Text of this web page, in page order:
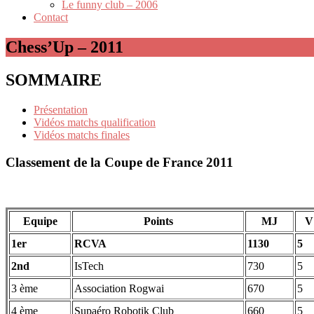
Le funny club – 2006
Contact
Chess’Up – 2011
SOMMAIRE
Présentation
Vidéos matchs qualification
Vidéos matchs finales
Classement de la Coupe de France 2011
Equipe Points MJ V
1er
RCVA 1130 5
2nd
IsTech 730 5
3 ème
Association Rogwai 670 5
4 ème
Supaéro Robotik Club 660 5